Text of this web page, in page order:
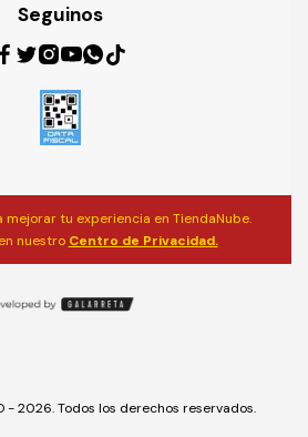
Seguinos
mejorar tu experiencia en TiendaNube.
nuestro Centro de Privacidad.
- 2026. Todos los derechos reservados.